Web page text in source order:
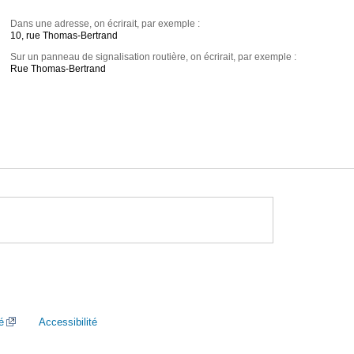
Dans une adresse, on écrirait, par exemple :
10, rue Thomas-Bertrand
Sur un panneau de signalisation routière, on écrirait, par exemple :
Rue Thomas-Bertrand
Accessibilité